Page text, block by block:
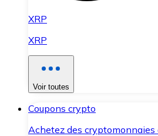
XRP
XRP
Voir toutes
Coupons crypto
Achetez des cryptomonnaies